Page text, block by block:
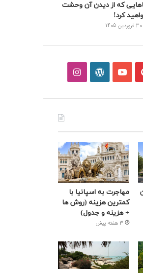
که از دیدن آن وحشت
کرد!
30 فروردین 1405
پینتریستیوتیوبوردپرساینستاگرام
مهاجرت به اسپانیا با
کمترین هزینه (روش ها
+ هزینه و جدول)
3 هفته پیش